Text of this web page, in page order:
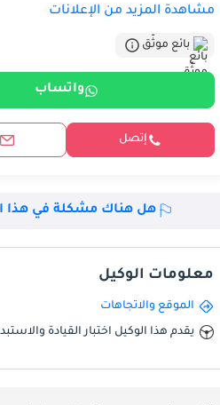
مشاهدة المزيد من الإعلانات
بائع موثّق
واتساب
إتصل
هل هناك مشكلة في هذا
معلومات الوكيل
الموقع والاتجاهات
يقدم هذا الوكيل اختبار القيادة